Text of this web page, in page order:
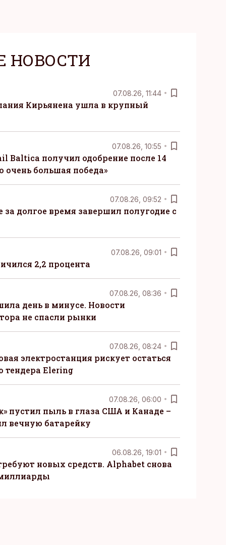
НОВОСТИ
07.08.26, 11:44
Кирьянена ушла в крупный
07.08.26, 10:55
Baltica получил одобрение после 14
очень большая победа»
07.08.26, 09:52
долгое время завершил полугодие с
07.08.26, 09:01
2,2 процента
07.08.26, 08:36
день в минусе. Новости
не спасли рынки
07.08.26, 08:24
электростанция рискует остаться
тендера Elering
07.08.26, 06:00
пустил пыль в глаза США и Канаде –
вечную батарейку
06.08.26, 19:01
новых средств. Alphabet снова